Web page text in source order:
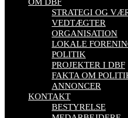
STRATEGI OG
VEDTÆGTER
ORGANISATION
LOKALE
POLITIK
PROJEKTER I DBF
FAKTA OM
ANNONCER
KONTAKT
BESTYRELSE